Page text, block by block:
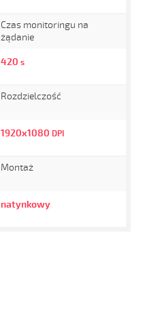
Czas monitoringu na
żądanie
420 s
Rozdzielczość
1920x1080 DPI
Montaż
natynkowy